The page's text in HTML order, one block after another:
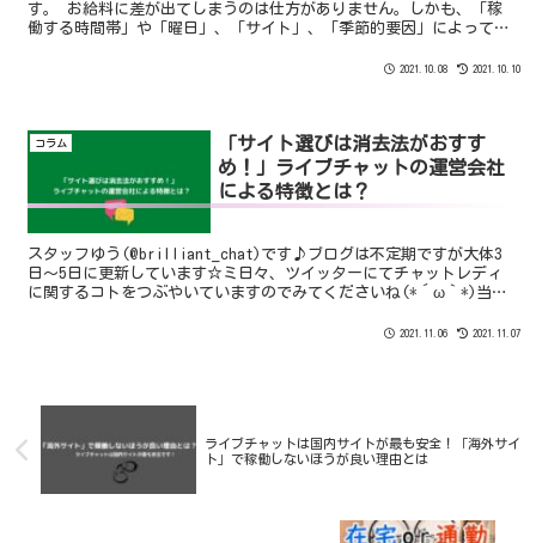
す。 お給料に差が出てしまうのは仕方がありません。しかも、「稼
働する時間帯」や「曜日」、「サイト」、「季節的要因」によって1
2021.10.08 2021.10.10
コラム
「サイト選びは消去法がおすす
め！」ライブチャットの運営会社
による特徴とは？
スタッフゆう(@brilliant_chat)です♪ブログは不定期ですが大体3
日～5日に更新しています☆ミ日々、ツイッターにてチャットレディ
に関するコトをつぶやいていますのでみてくださいね(*´ω｀*)当社
2021.11.06 2021.11.07
ライブチャットは国内サイトが最も安全！「海外サイ
ト」で稼働しないほうが良い理由とは